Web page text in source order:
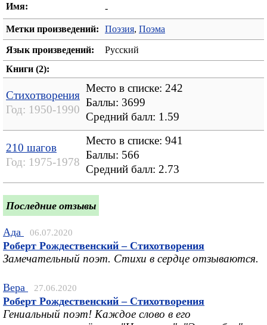
Имя: -
Метки произведений: Поэзия, Поэма
Язык произведений:
Русский
Книги (2):
Стихотворения
Год: 1950-1990
Место в списке: 242
Баллы: 3699
Средний балл: 1.59
210 шагов
Год: 1975-1978
Место в списке: 941
Баллы: 566
Средний балл: 2.73
Последние отзывы
Ада 06.07.2020
Роберт Рождественский – Стихотворения
Замечательный поэт. Стихи в сердце отзываются.
Вера 27.06.2020
Роберт Рождественский – Стихотворения
Гениальный поэт! Каждое слово в его